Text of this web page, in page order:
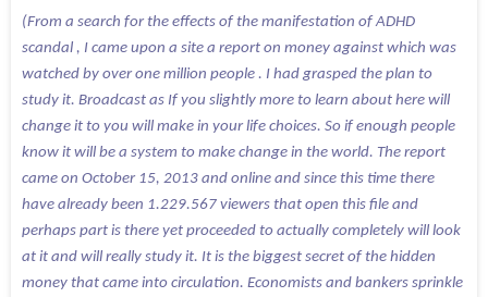
(From a search for the effects of the manifestation of ADHD
scandal , I came upon a site a report on money against which was
watched by over one million people . I had grasped the plan to
study it. Broadcast as If you slightly more to learn about here will
change it to you will make in your life choices. So if enough people
know it will be a system to make change in the world. The report
came on October 15, 2013 and online and since this time there
have already been 1.229.567 viewers that open this file and
perhaps part is there yet proceeded to actually completely will look
at it and will really study it. It is the biggest secret of the hidden
money that came into circulation. Economists and bankers sprinkle